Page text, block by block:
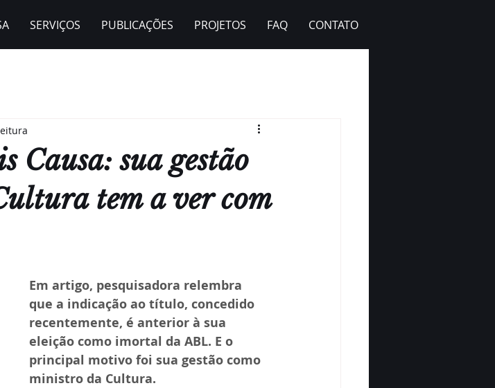
SERVIÇOS PUBLICAÇÕES PROJETOS FAQ CONTATO
sua gestão
tem a ver com
Em artigo, pesquisadora relembra
que a indicação ao título, concedido
recentemente, é anterior à sua
eleição como imortal da ABL. E o
principal motivo foi sua gestão como
ministro da Cultura.